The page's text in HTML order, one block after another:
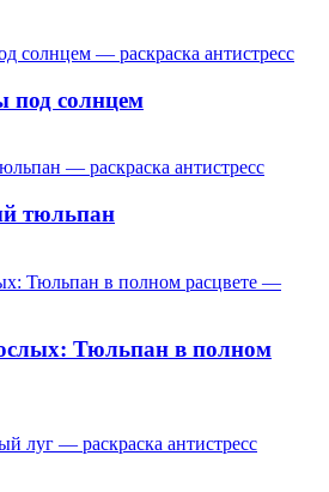
под солнцем
тюльпан
Тюльпан в полном